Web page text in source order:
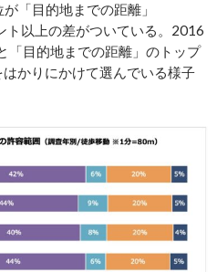
「目的地までの距離」
ト以上の差がついている。2016
「目的地までの距離」のトップ
かりにかけて選んでいる様子